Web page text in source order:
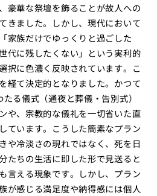
豪華な祭壇を飾ることが故人への
きました。しかし、現代において
家族だけでゆっくりと過ごした
代に残したくない」という実利的
択に色濃く反映されています。こ
経て決定的となりました。かつて
る儀式（通夜と葬儀・告別式）
や、宗教的な儀礼を一切省いた直
ています。こうした簡素なプラン
や冷淡さの現れではなく、死を日
たちの生活に即した形で見送ると
言える現象です。しかし、プラン
が感じる満足度や納得感には個人